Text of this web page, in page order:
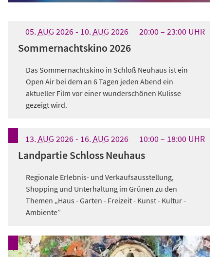
05.AUG 2026- 10.AUG 2026 20:00 23:00UHR
Sommernachtskino 2026
Das Sommernachtskino in Schloß Neuhaus ist ein
Open Air bei dem an 6 Tagen jeden Abend ein
aktueller Film vor einer wunderschönen Kulisse
gezeigt wird.
13.AUG 2026- 16.AUG 2026 10:00 18:00UHR
Landpartie Schloss Neuhaus
Regionale Erlebnis- und Verkaufsausstellung,
Shopping und Unterhaltung im Grünen zu den
Themen „Haus - Garten - Freizeit - Kunst - Kultur -
Ambiente”